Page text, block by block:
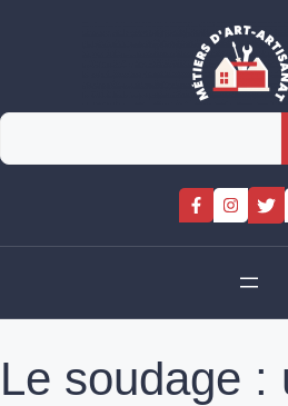
Rechercher
Le soudage :